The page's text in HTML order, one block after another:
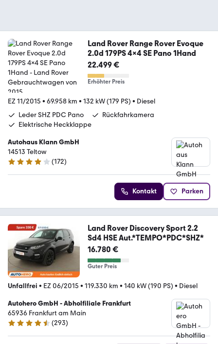
Land Rover Range Rover Evoque
2.0d 179PS 4x4 SE Pano 1Hand
22.499 €
Erhöhter Preis
EZ 11/2015 • 69.958 km • 132 kW (179 PS) • Diesel
Leder SHZ PDC Pano
Rückfahrkamera
Elektrische Heckklappe
Autohaus Klann GmbH
14513 Teltow
4 Sterne
(172)
Kontakt Parken
Land Rover Discovery Sport 2.2
Sd4 HSE Aut.*TEMPO*PDC*SHZ*
16.780 €
Guter Preis
Unfallfrei • EZ 06/2015 • 119.330 km • 140 kW (190 PS) • Diesel
Autohero GmbH - Abholfiliale Frankfurt
65936 Frankfurt am Main
4.6 Sterne
(293)